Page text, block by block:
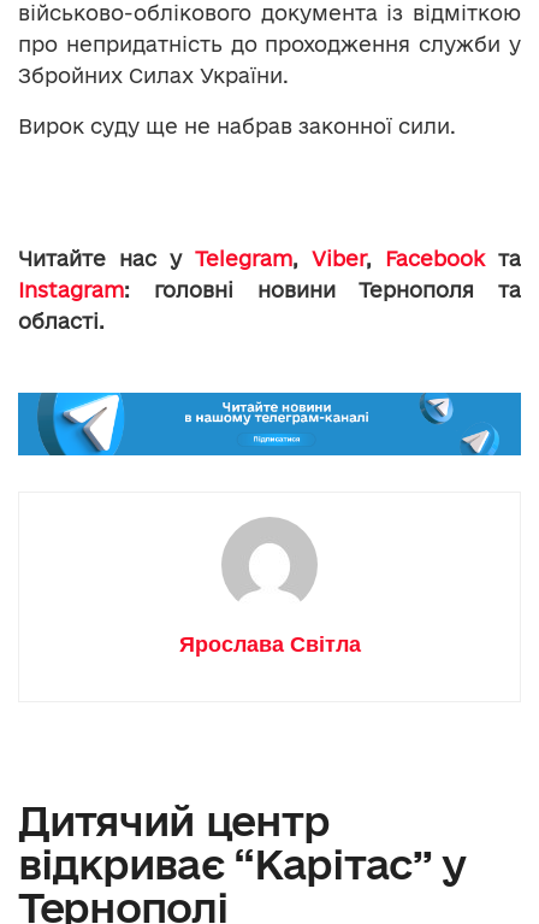
військово-облікового документа із відміткою
про непридатність до проходження служби у
Збройних Силах України.
Вирок суду ще не набрав законної сили.
Читайте нас у Telegram, Viber, Facebookта
Instagram: головні новини Тернополя та
області.
Ярослава Світла
Дитячий центр
відкриває “Карітас” у
Тернополі